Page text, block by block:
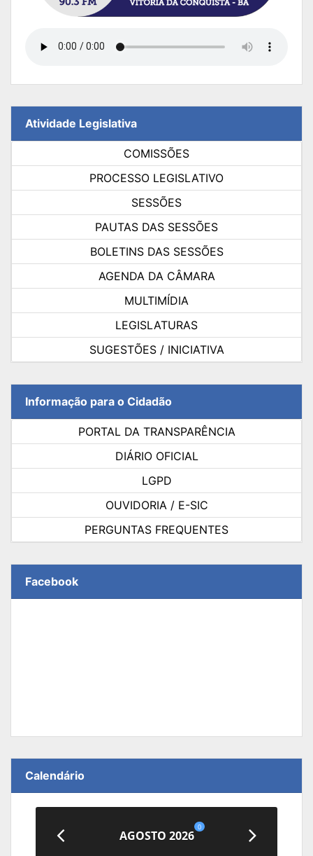
Atividade Legislativa
COMISSÕES
PROCESSO LEGISLATIVO
SESSÕES
PAUTAS DAS SESSÕES
BOLETINS DAS SESSÕES
AGENDA DA CÂMARA
MULTIMÍDIA
LEGISLATURAS
SUGESTÕES / INICIATIVA
Informação para o Cidadão
PORTAL DA TRANSPARÊNCIA
DIÁRIO OFICIAL
LGPD
OUVIDORIA / E-SIC
PERGUNTAS FREQUENTES
Facebook
Calendário
AGOSTO 2026
0